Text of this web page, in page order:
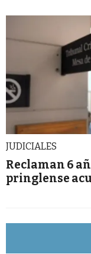
JUDICIALES
Reclaman 6
pringlense